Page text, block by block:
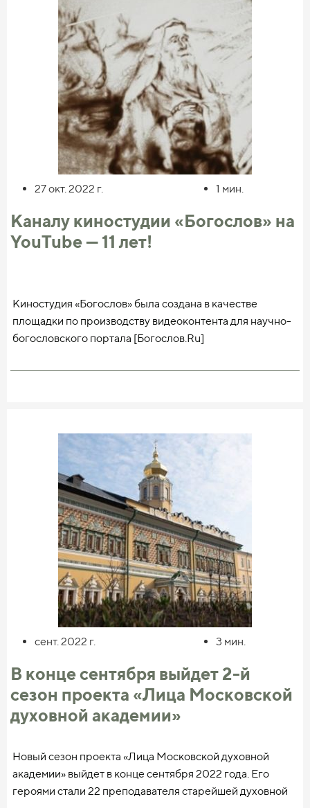
заповедника и многие другие. Над проектом трудятся
замечательный дизайнер Е.К. Медина и целая группа
профессиональных специалистов для создания сайта и
исторической миссии Троице-Сергиевой Лавры и её
основателя.
Смотрите трейлер мультфильма [по ссылке]
(https://www.ivi.ru/watch/493548) и приходите на
открытый показ 2 октября.
27 окт. 2022 г. 1 мин.
Каналу киностудии «Богослов» на
YouTube — 11 лет!
Киностудия «Богослов» была создана в качестве
площадки по производству видеоконтента для научно-
богословского портала [Богослов.Ru]
киностудией с образовательными задачами в Русской
на [YouTube]
(https://www.youtube.com/user/BogoslovRU/featured)**
(https://www.youtube.com/user/BogoslovRU/featured)**
[канале «Богослов».]
(https://www.youtube.com/user/BogoslovRU/featured) За
11 лет существования канал смог набрать 11,5 тысяч
подписчиков и около 1,5 миллионов просмотров.
Для удобства канал разделён на 26 рубрик,
представленных соответствующими плейлистами.
многочисленные доклады, лекции и интервью с
ведущими специалистами в области богословской науки
и образования — как отечественными, так и
зарубежными.
сент. 2022 г. 3 мин.
В конце сентября выйдет 2-й
сезон проекта «Лица Московской
духовной академии»
Новый сезон проекта «Лица Московской духовной
академии» выйдет в конце сентября 2022 года. Его
героями стали 22 преподавателя старейшей духовной